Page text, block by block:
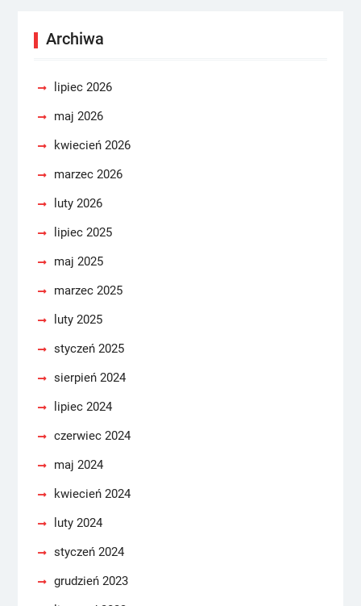
Archiwa
lipiec 2026
maj 2026
kwiecień 2026
marzec 2026
luty 2026
lipiec 2025
maj 2025
marzec 2025
luty 2025
styczeń 2025
sierpień 2024
lipiec 2024
czerwiec 2024
maj 2024
kwiecień 2024
luty 2024
styczeń 2024
grudzień 2023